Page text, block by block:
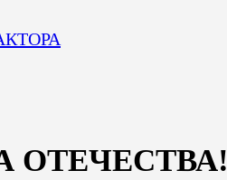
ОТЕЧЕСТВА!